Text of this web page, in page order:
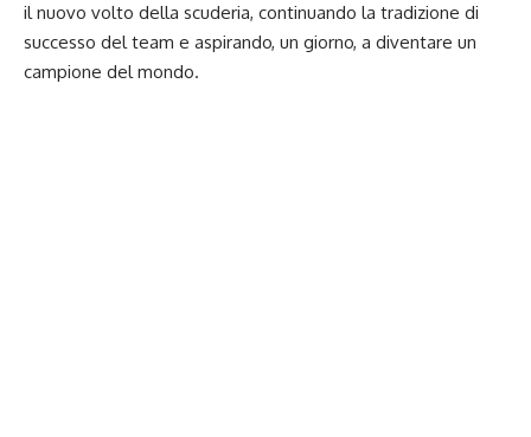
il nuovo volto della scuderia, continuando la tradizione di
successo del team e aspirando, un giorno, a diventare un
campione del mondo.